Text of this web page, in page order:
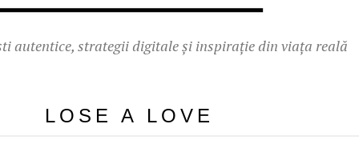
autentice, strategii digitale și inspirație din viața reală
LOSE A LOVE